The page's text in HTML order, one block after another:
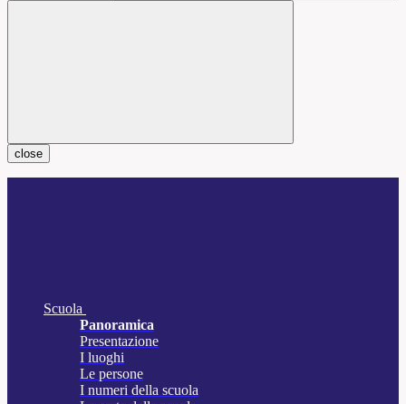
close
Scuola
Panoramica
Presentazione
I luoghi
Le persone
I numeri della scuola